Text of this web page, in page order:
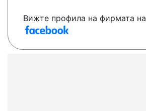
Вижте профила на фирмата на